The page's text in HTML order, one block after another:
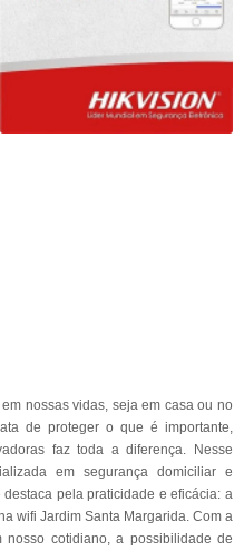
nossas vidas, seja em casa ou no
de proteger o que é importante,
faz toda a diferença. Nesse
em segurança domiciliar e
pela praticidade e eficácia: a
wifi Jardim Santa Margarida. Com a
cotidiano, a possibilidade de